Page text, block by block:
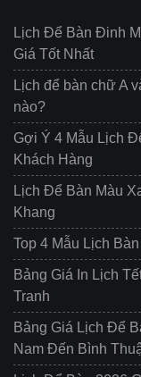
Lịch Để Bàn Đinh
Giá Tốt Nhất
Lịch để bàn chữ A
nào?
Gợi Ý 4 Mẫu Lịch
Khách Hàng
Lịch Để Bàn Màu
Khang
Top 4 Mẫu Lịch
Bảng Giá In Lịch
Tranh
Bảng Giá Lịch Để
Nam Đến Bình